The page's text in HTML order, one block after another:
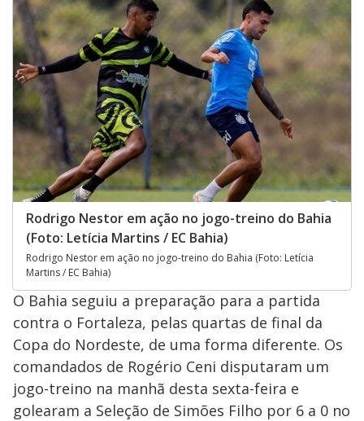
Rodrigo Nestor em ação no jogo-treino do Bahia
(Foto: Letícia Martins / EC Bahia)
Rodrigo Nestor em ação no jogo-treino do Bahia (Foto: Letícia
Martins / EC Bahia)
O Bahia seguiu a preparação para a partida
contra o Fortaleza, pelas quartas de final da
Copa do Nordeste, de uma forma diferente. Os
comandados de Rogério Ceni disputaram um
jogo-treino na manhã desta sexta-feira e
golearam a Seleção de Simões Filho por 6 a 0 no